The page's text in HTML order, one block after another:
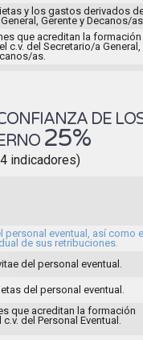
y los gastos derivados
Gerente y Decanos/
que acreditan la formación
c.v. del Secretario/a General,
as.
DE
25%
indicadores)
personal eventual, así como
de sus retribuciones.
del personal eventual.
del personal eventual.
que acreditan la formación
del Personal Eventual.